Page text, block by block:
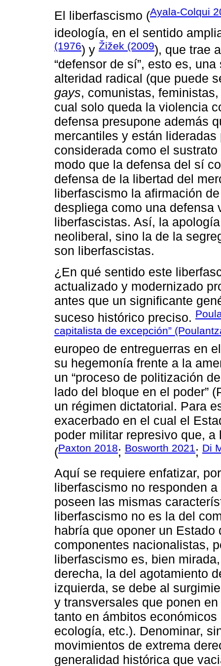
El liberfascismo (Ayala-Colqui
ideología, en el sentido
(1976) y Žižek (2009), que trae
“defensor de sí”, esto es,
alteridad radical (que puede
gays, comunistas,
cual solo queda la violencia
defensa presupone además
mercantiles y están
considerada como el
modo que la defensa del sí
defensa de la libertad del
liberfascismo la afirmación
despliega como una defensa
liberfascistas. Así, la
neoliberal, sino la de la
son liberfascistas.
¿En qué sentido este
actualizado y modernizado
antes que un significante
suceso histórico preciso.
capitalista de excepción”
europeo de entreguerras en
su hegemonía frente a la
un “proceso de politización
lado del bloque en el poder”
un régimen dictatorial. Para
exacerbado en el cual el
poder militar represivo que,
(Paxton 2018; Bosworth 2021; Di
Aquí se requiere enfatizar,
liberfascismo no responden
poseen las mismas
liberfascismo no es la del
habría que oponer un
componentes nacionalistas,
liberfascismo es, bien
derecha, la del agotamiento
izquierda, se debe al
y transversales que ponen
tanto en ámbitos
ecología, etc.). Denominar,
movimientos de extrema
generalidad histórica que